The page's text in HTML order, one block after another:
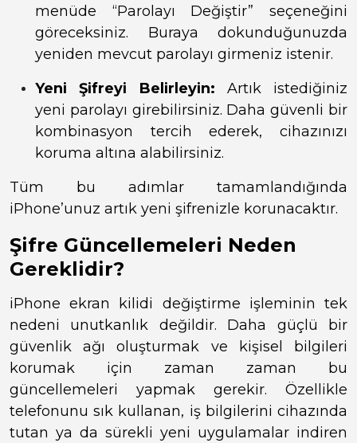
menüde “Parolayı Değiştir” seçeneğini
göreceksiniz. Buraya dokunduğunuzda
yeniden mevcut parolayı girmeniz istenir.
Yeni Şifreyi Belirleyin: Artık istediğiniz
yeni parolayı girebilirsiniz. Daha güvenli bir
kombinasyon tercih ederek, cihazınızı
koruma altına alabilirsiniz.
Tüm bu adımlar tamamlandığında
iPhone’unuz artık yeni şifrenizle korunacaktır.
Şifre Güncellemeleri Neden
Gereklidir?
iPhone ekran kilidi değiştirme işleminin tek
nedeni unutkanlık değildir. Daha güçlü bir
güvenlik ağı oluşturmak ve kişisel bilgileri
korumak için zaman zaman bu
güncellemeleri yapmak gerekir. Özellikle
telefonunu sık kullanan, iş bilgilerini cihazında
tutan ya da sürekli yeni uygulamalar indiren